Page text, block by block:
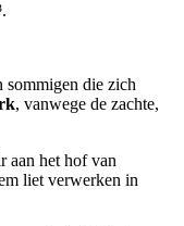
sommigen die zich
, vanwege de zachte,
aan het hof van
liet verwerken in